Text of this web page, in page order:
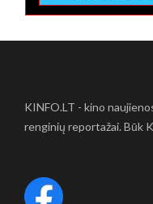
KINFO.LT - kino
renginių reportažai. Būk